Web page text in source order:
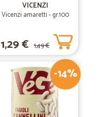
VICENZI
Vicenzi amaretti - gr.100
1,29 € 1,49 €
-14%